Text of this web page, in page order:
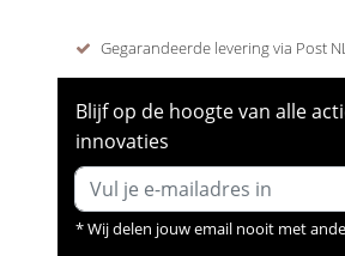
Gegarandeerde levering via Post
Blijf op de hoogte van alle
innovaties
* Wij delen jouw email nooit met